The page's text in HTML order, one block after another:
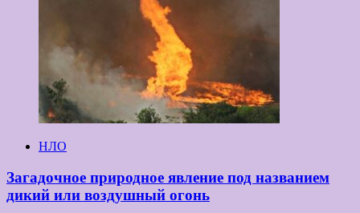
НЛО
Загадочное природное явление под названием
дикий или воздушный огонь